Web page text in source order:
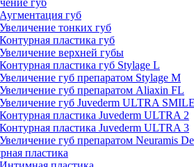
губ
Аугментация губ
Увеличение тонких губ
Контурная пластика губ
Увеличение верхней губы
Контурная пластика губ Stylage L
Увеличение губ препаратом Stylage M
Увеличение губ препаратом Aliaxin FL
Увеличение губ Juvederm ULTRA
Контурная пластика Juvederm ULTRA 2
Контурная пластика Juvederm ULTRA 3
Увеличение губ препаратом Neuramis
пластика